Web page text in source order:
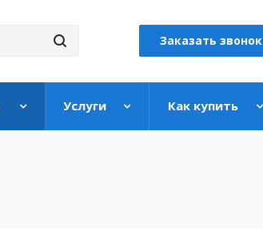
Заказать звонок
Услуги Как купить